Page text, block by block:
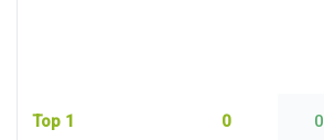
Top 1 0 0